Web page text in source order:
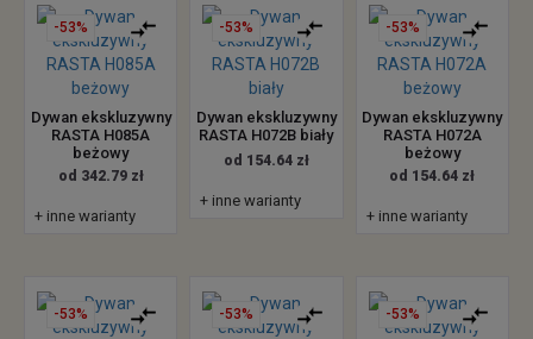
-53%
Dywan ekskluzywny
RASTA H085A
beżowy
od 342.79 zł
+ inne warianty
-53%
Dywan ekskluzywny
RASTA H072B biały
od 154.64 zł
+ inne warianty
-53%
Dywan ekskluzywny
RASTA H072A
beżowy
od 154.64 zł
+ inne warianty
-53% -53% -53%